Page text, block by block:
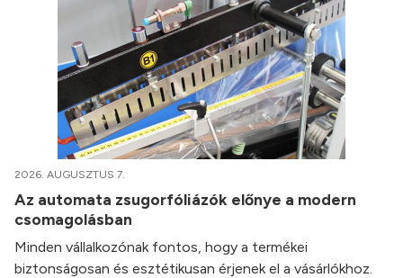
2026. AUGUSZTUS 7.
Az automata zsugorfóliázók előnye a modern
csomagolásban
Minden vállalkozónak fontos, hogy a termékei
biztonságosan és esztétikusan érjenek el a vásárlókhoz.